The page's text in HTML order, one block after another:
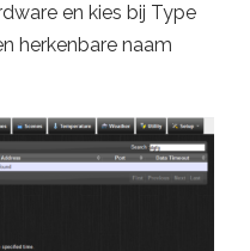
en kies bij Type
herkenbare naam